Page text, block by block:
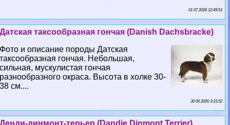
01 07 2026 12:49:51
Датская таксообразная гончая (Danish Dachsbracke)
Фото и описание породы Датская
таксообразная гончая. Небольшая,
сильная, мускулистая гончая
разнообразного окраса. Высота в холке 30-
38 см....
30 06 2026 3:15:52